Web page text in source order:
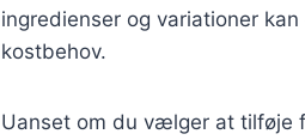
ingredienser og variationer
kostbehov.
Uanset om du vælger at tilføje